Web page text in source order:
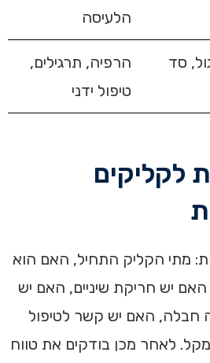
הלעיסה
סד
הרפיה, תרגילים,
טיפול ידני
לקליקים
מתי הקליק התחיל, האם הוא
יש חריקת שיניים, האם יש
חבלה, האם יש קשר לטיפול
מקל. לאחר מכן בודקים את טווח